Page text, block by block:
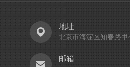
地址
北京市海淀区知春路甲
邮箱